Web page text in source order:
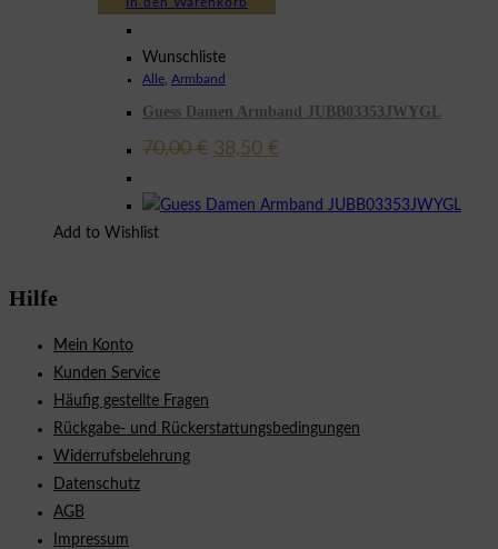
In den Warenkorb
Wunschliste
Alle, Armband
Guess Damen Armband JUBB03353JWYGL
70,00€ Ursprünglicher
70,00 €
38,50 €Aktueller
38,50 €.
Add to Wishlist
Hilfe
Mein Konto
Kunden Service
Häufig gestellte Fragen
Rückgabe- und Rückerstattungsbedingungen
Widerrufsbelehrung
Datenschutz
AGB
Impressum